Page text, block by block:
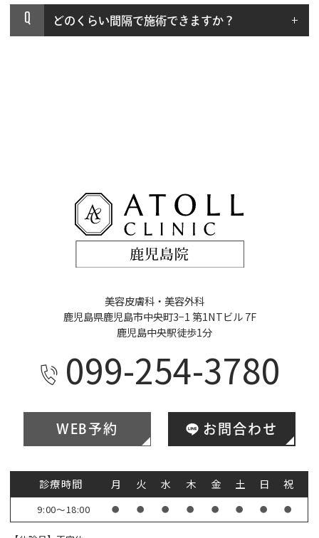
Q どのくらい間隔で施術できますか？
美容皮膚科・美容外科
鹿児島県鹿児島市中央町3−1 第1NTビル 7F
鹿児島中央駅徒歩1分
099-254-3780
WEB予約 お問合わせ
診療時間 月 火 水 木 金 土 日 祝
9:00～18:00 ● ● ● ● ● ● ● ●